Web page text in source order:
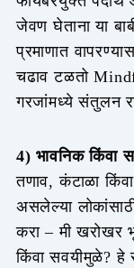
जेवण घेताना या
प्रमाणात
चढाव टळतो
गरजांमध्ये संतुलन
4) भावनिक किंवा
तणाव, कंटाळा
असलेल्या
करा – मी
किंवा सवयीमुळे?